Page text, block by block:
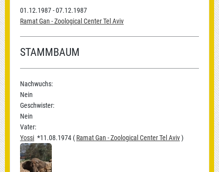
01.12.1987 - 07.12.1987
Ramat Gan - Zoological Center Tel Aviv
STAMMBAUM
Nachwuchs:
Nein
Geschwister:
Nein
Vater:
Yossi *11.08.1974 ( Ramat Gan - Zoological Center Tel Aviv)